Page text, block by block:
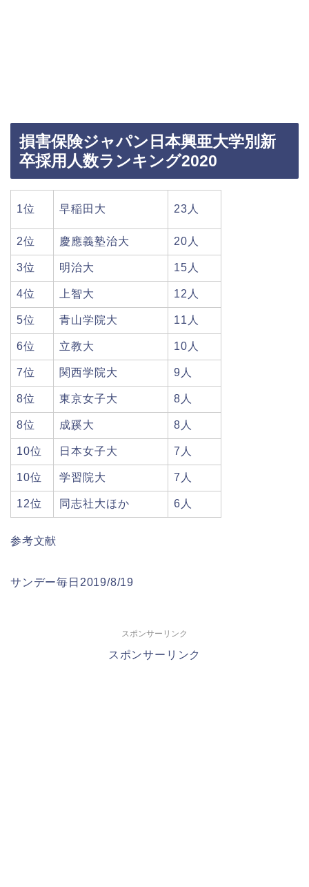
損害保険ジャパン日本興亜大学別新
卒採用人数ランキング2020
1位 早稲田大 23人
2位 慶應義塾治大 20人
3位 明治大 15人
4位 上智大 12人
5位 青山学院大 11人
6位 立教大 10人
7位 関西学院大 9人
8位 東京女子大 8人
8位 成蹊大 8人
10位 日本女子大 7人
10位 学習院大 7人
12位 同志社大ほか 6人
参考文献
サンデー毎日2019/8/19
スポンサーリンク
スポンサーリンク